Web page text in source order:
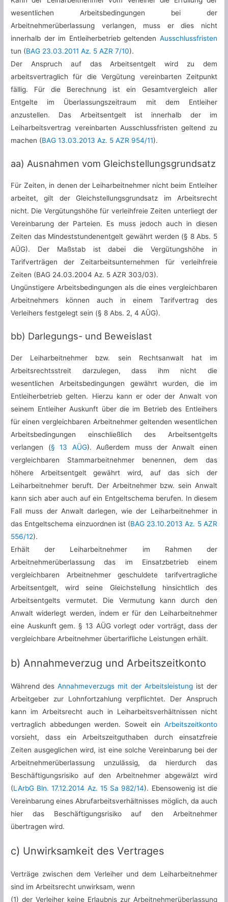
wesentlichen Arbeitsbedingungen bei der
Arbeitnehmerüberlassung verlangen, muss er dies nicht
innerhalb der im Entleiherbetrieb geltenden Ausschlussfristen
tun (BAG 23.03.2011 Az. 5 AZR 7/10).
Der Anspruch auf das Arbeitsentgelt wird zu dem
arbeitsvertraglich für die Vergütung vereinbarten Zeitpunkt
fällig. Für die Berechnung ist ein Gesamtvergleich aller
Entgelte im Überlassungszeitraum mit dem Entleiher
anzustellen. Das Arbeitsentgelt ist innerhalb der im
Leiharbeitsvertrag vereinbarten Ausschlussfristen geltend zu
machen (BAG 13.03.2013 Az. 5 AZR 954/11).
aa) Ausnahmen vom Gleichstellungsgrundsatz
Für Zeiten, in denen der Leiharbeitnehmer nicht beim Entleiher
arbeitet, gilt der Gleichstellungsgrundsatz im Arbeitsrecht
nicht. Die Vergütungshöhe für verleihfreie Zeiten unterliegt der
Vereinbarung der Parteien. Es muss jedoch auch in diesen
Zeiten das Mindeststundenentgelt gewährt werden (§ 8 Abs. 5
AÜG). Der Maßstab ist dabei die Vergütungshöhe in
Tarifverträgen der Zeitarbeitsunternehmen für verleihfreie
Zeiten (BAG 24.03.2004 Az. 5 AZR 303/03).
Ungünstigere Arbeitsbedingungen als die eines vergleichbaren
Arbeitnehmers können auch in einem Tarifvertrag des
Verleihers festgelegt sein (§ 8 Abs. 2, 4 AÜG).
bb) Darlegungs- und Beweislast
Der Leiharbeitnehmer bzw. sein Rechtsanwalt hat im
Arbeitsrechtsstreit darzulegen, dass ihm nicht die
wesentlichen Arbeitsbedingungen gewährt wurden, die im
Entleiherbetrieb gelten. Hierzu kann er oder der Anwalt von
seinem Entleiher Auskunft über die im Betrieb des Entleihers
für einen vergleichbaren Arbeitnehmer geltenden wesentlichen
Arbeitsbedingungen einschließlich des Arbeitsentgelts
verlangen (§ 13 AÜG). Außerdem muss der Anwalt einen
vergleichbaren Stammarbeitnehmer benennen, dem das
höhere Arbeitsentgelt gewährt wird, auf das sich der
Leiharbeitnehmer beruft. Der Arbeitnehmer bzw. sein Anwalt
kann sich aber auch auf ein Entgeltschema berufen. In diesem
Fall muss der Anwalt darlegen, wie der Leiharbeitnehmer in
das Entgeltschema einzuordnen ist (BAG 23.10.2013 Az. 5 AZR
556/12).
Erhält der Leiharbeitnehmer im Rahmen der
Arbeitnehmerüberlassung das im Einsatzbetrieb einem
vergleichbaren Arbeitnehmer geschuldete tarifvertragliche
Arbeitsentgelt, wird seine Gleichstellung hinsichtlich des
Arbeitsentgelts vermutet. Die Vermutung kann durch den
Anwalt widerlegt werden, indem er für den Leiharbeitnehmer
eine Auskunft gem. § 13 AÜG vorlegt oder vorträgt, dass der
vergleichbare Arbeitnehmer übertarifliche Leistungen erhält.
b) Annahmeverzug und Arbeitszeitkonto
Während desAnnahmeverzugs mit der Arbeitsleistung ist der
Arbeitgeber zur Lohnfortzahlung verpflichtet. Der Anspruch
kann im Arbeitsrecht auch in Leiharbeitsverhältnissen nicht
vertraglich abbedungen werden. Soweit ein Arbeitszeitkonto
vorsieht, dass ein Arbeitszeitguthaben durch einsatzfreie
Zeiten ausgeglichen wird, ist eine solche Vereinbarung bei der
Arbeitnehmerüberlassung unzulässig, da hierdurch das
Beschäftigungsrisiko auf den Arbeitnehmer abgewälzt wird
(LArbG Bln. 17.12.2014 Az. 15 Sa 982/14). Ebensowenig ist die
Vereinbarung eines Abrufarbeitsverhältnisses möglich, da auch
hier das Beschäftigungsrisiko auf den Arbeitnehmer
übertragen wird.
c) Unwirksamkeit des Vertrages
Verträge zwischen dem Verleiher und dem Leiharbeitnehmer
sind im Arbeitsrecht unwirksam, wenn
(1) der Verleiher keine Erlaubnis zur Arbeitnehmerüberlassung